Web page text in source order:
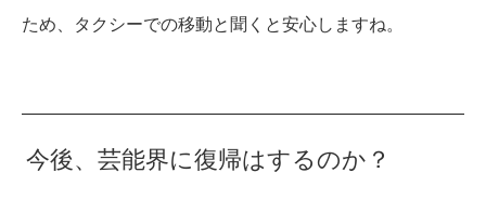
ため、タクシーでの移動と聞くと安心しますね。
今後、芸能界に復帰はするのか？